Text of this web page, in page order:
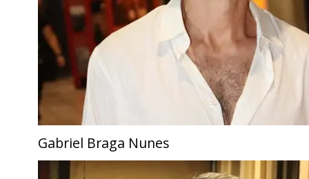
Gabriel Braga Nunes